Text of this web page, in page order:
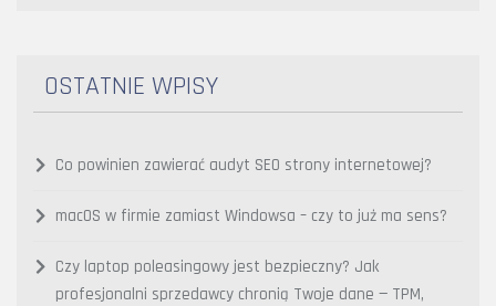
OSTATNIE WPISY
Co powinien zawierać audyt SEO strony internetowej?
macOS w firmie zamiast Windowsa – czy to już ma sens?
Czy laptop poleasingowy jest bezpieczny? Jak
profesjonalni sprzedawcy chronią Twoje dane — TPM,